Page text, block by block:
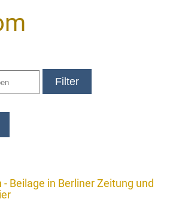
Filter
- Beilage in Berliner Zeitung und